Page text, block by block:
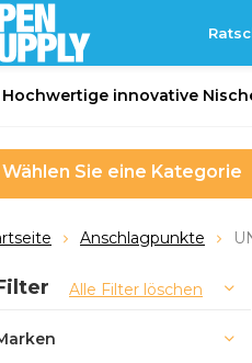
Hochwertige innovative
Wählen Sie eine Kategorie
Anschlagpunkte
nach:
Alle Filter löschen